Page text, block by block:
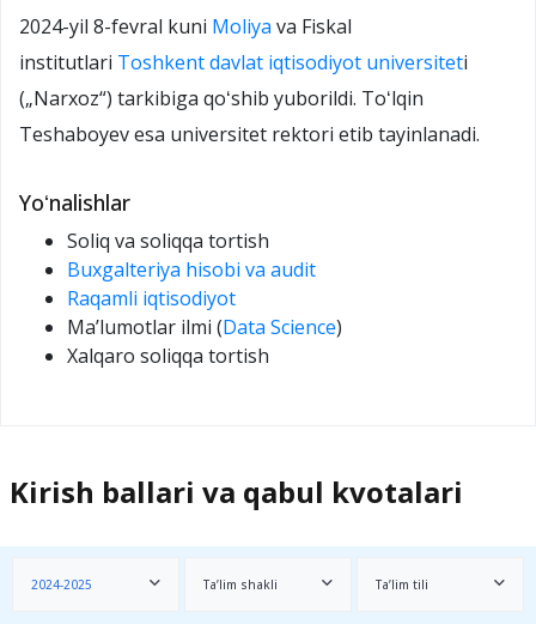
2024-yil 8-fevral kuni Moliya va Fiskal
institutlari Toshkent davlat iqtisodiyot universiteti
(„Narxoz“) tarkibiga qoʻshib yuborildi. Toʻlqin
Teshaboyev esa universitet rektori etib tayinlanadi.
Yoʻnalishlar
Soliq va soliqqa tortish
Buxgalteriya hisobi va audit
Raqamli iqtisodiyot
Ma’lumotlar ilmi (Data Science)
Xalqaro soliqqa tortish
Kirish ballari va qabul kvotalari
2024-2025 Ta’lim shakli Ta’lim tili